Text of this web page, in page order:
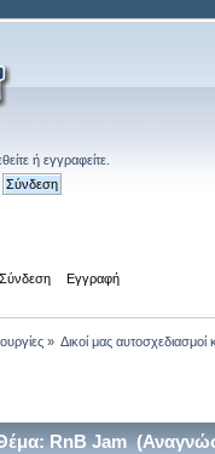
ή εγγραφείτε
Σύνδεση Εγγραφή
» Δικοί μας αυτοσχεδιασμοί
RnB Jam